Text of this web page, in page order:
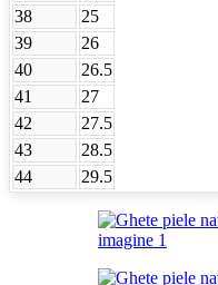
38
25
39
26
40
26.5
41
27
42
27.5
43
28.5
44
29.5